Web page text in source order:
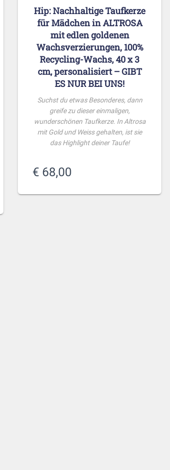
Hip: Nachhaltige Taufkerze
für Mädchen in ALTROSA
mit edlen goldenen
Wachsverzierungen, 100%
Recycling-Wachs, 40 x 3
cm, personalisiert – GIBT
ES NUR BEI UNS!
Suchst du etwas Besonderes, dann
greife zu dieser einmaligen,
wunderschönen Taufkerze. In Altrosa
mit Gold und Weiss gehalten, ist sie
das Highlight deiner Taufe!
€ 68,00